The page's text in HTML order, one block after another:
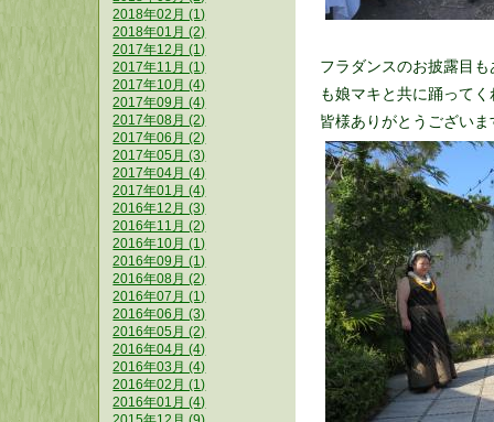
フラダンスのお披露目
も娘マキと共に踊って
皆様ありがとうございま
2018年02月 (1)
2018年01月 (2)
2017年12月 (1)
2017年11月 (1)
2017年10月 (4)
2017年09月 (4)
2017年08月 (2)
2017年06月 (2)
2017年05月 (3)
2017年04月 (4)
2017年01月 (4)
2016年12月 (3)
2016年11月 (2)
2016年10月 (1)
2016年09月 (1)
2016年08月 (2)
2016年07月 (1)
2016年06月 (3)
2016年05月 (2)
2016年04月 (4)
2016年03月 (4)
2016年02月 (1)
2016年01月 (4)